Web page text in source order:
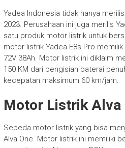
Yadea Indonesia tidak hanya
2023. Perusahaan ini juga merilis
satu produk motor listrik untuk
motor listrik Yadea E8s Pro
72V 38Ah. Motor listrik ini diklaim
150 KM dari pengisian baterai
kecepatan maksimum 60 km/jam.
Motor Listrik Alva
Sepeda motor listrik yang bisa
Alva One. Motor listrik ini memiliki